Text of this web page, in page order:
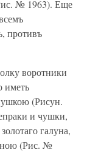
№ 1963). Еще
противъ
воротники
иметь
(Рисун.
и чушки,
галуна,
(Рис. №